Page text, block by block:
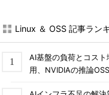
Linux ＆ OSS 記事ラン
AI基盤の負荷とコス
用、NVIDIAの推論